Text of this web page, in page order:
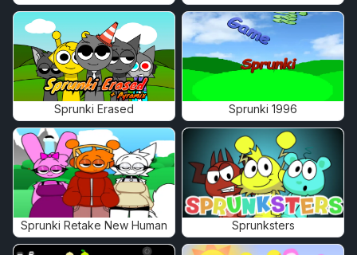
Sprunki Erased Sprunki 1996
Sprunki Retake New Human Sprunksters